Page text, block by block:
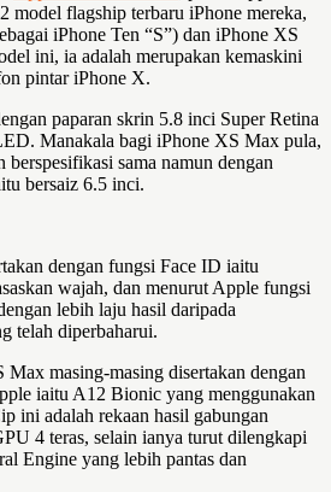
model flagship terbaru iPhone mereka,
iPhone Ten “S”) dan iPhone XS
ini, ia adalah merupakan kemaskini
pintar iPhone X.
paparan skrin 5.8 inci Super Retina
Manakala bagi iPhone XS Max pula,
sama namun dengan
bersaiz 6.5 inci.
dengan fungsi Face ID iaitu
wajah, dan menurut Apple fungsi
lebih laju hasil daripada
telah diperbaharui.
masing-masing disertakan dengan
iaitu A12 Bionic yang menggunakan
ini adalah rekaan hasil gabungan
4 teras, selain ianya turut dilengkapi
Engine yang lebih pantas dan